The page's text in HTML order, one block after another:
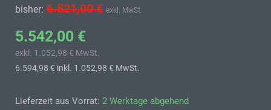
bisher: 6.521,00 € exkl. MwSt.
5.542,00 €
exkl. 1.052,98 € MwSt.
6.594,98 € inkl. 1.052,98 € MwSt.
Lieferzeit aus Vorrat: 2 Werktage abgehend